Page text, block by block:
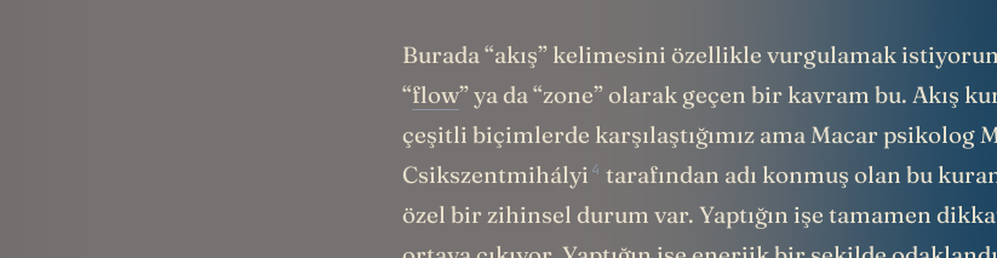
Burada “akış” kelimesini özellikle vurgulamak
“flow” ya da “zone” olarak geçen bir kavram bu. Akış
çeşitli biçimlerde karşılaştığımız ama Macar psikolog
Csikszentmihályi 4 tarafından adı konmuş olan bu
özel bir zihinsel durum var. Yaptığın işe tamamen